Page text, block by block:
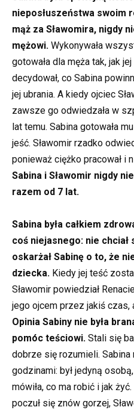
nieposłuszeństwa swoim
mąż za Sławomira, nigdy
mężowi. Wykonywała
gotowała dla męża tak, jak
decydował, co Sabina
jej ubrania. A kiedy ojciec
zawsze go odwiedzała w
lat temu. Sabina gotowała
jeść. Sławomir rzadko
ponieważ ciężko pracował i
Sabina i Sławomir nigdy
razem od 7 lat.
Sabina była całkiem
coś niejasnego: nie chciał
oskarżał Sabinę o to, że
dziecka. Kiedy jej teść
Sławomir powiedział
jego ojcem przez jakiś czas,
Opinia Sabiny nie była
pomóc teściowi. Stali się
dobrze się rozumieli. Sabina
godzinami: był jedyną osobą,
mówiła, co ma robić i jak
poczuł się znów gorzej,